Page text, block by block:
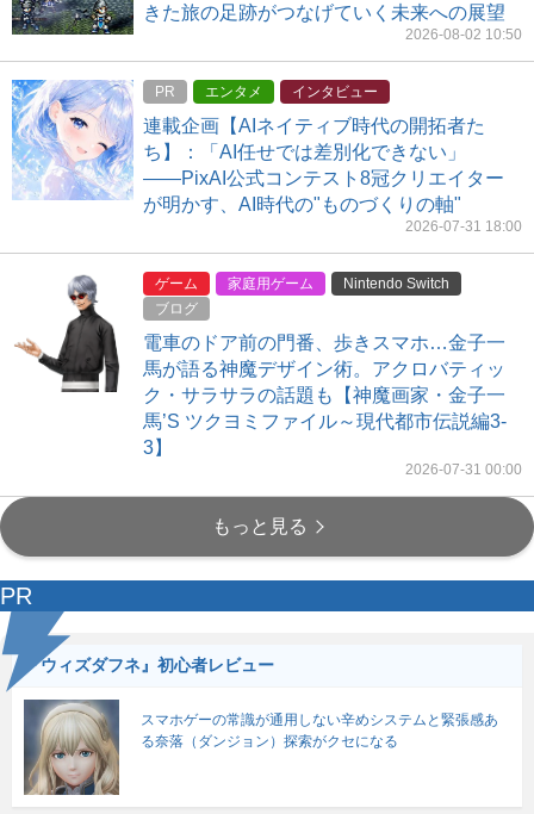
きた旅の足跡がつなげていく未来への展望
2026-08-02 10:50
PR エンタメ インタビュー
連載企画【AIネイティブ時代の開拓者た
ち】：「AI任せでは差別化できない」
――PixAI公式コンテスト8冠クリエイター
が明かす、AI時代の"ものづくりの軸"
2026-07-31 18:00
ゲーム 家庭用ゲーム
Nintendo Switch
ブログ
電車のドア前の門番、歩きスマホ…金子一
馬が語る神魔デザイン術。アクロバティッ
ク・サラサラの話題も【神魔画家・金子一
馬’S ツクヨミファイル～現代都市伝説編3-
3】
2026-07-31 00:00
もっと見る
PR
『ウィズダフネ』初心者レビュー
スマホゲーの常識が通用しない辛めシステムと緊張感あ
る奈落（ダンジョン）探索がクセになる